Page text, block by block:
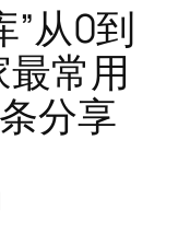
”从0到
常用
分享